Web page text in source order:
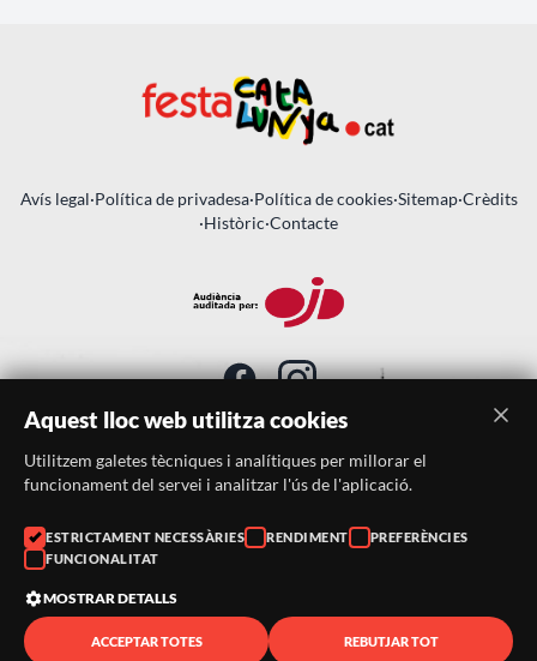
Avís legal·Política de privadesa·Política de cookies·Sitemap·Crèdits
·Històric·Contacte
SUBSCRIU-TE AL BUTLLETÍ
Telèfon:
938046359
Correu:
© 2026 ·FestaCatalunya
— Tots els drets reservats · Web
Aquest lloc web utilitza cookies
Utilitzem galetes tècniques i analítiques per millorar el
funcionament del servei i analitzar l'ús de l'aplicació.
ESTRICTAMENT NECESSÀRIES RENDIMENT
PREFERÈNCIES
FUNCIONALITAT
MOSTRAR DETALLS
ACCEPTAR TOTES REBUTJAR TOT